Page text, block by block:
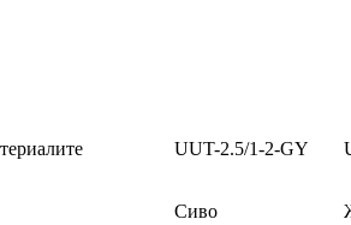
UUT-2.5/1-2-GY
Сиво